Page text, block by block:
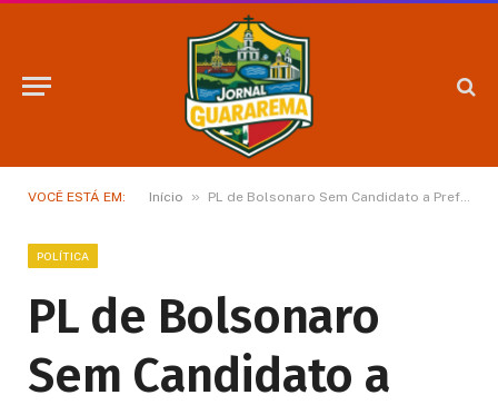
VOCÊ ESTÁ EM: Início » PL de Bolsonaro Sem Candidato a Prefeito em Mogi
POLÍTICA
PL de Bolsonaro
Sem Candidato a